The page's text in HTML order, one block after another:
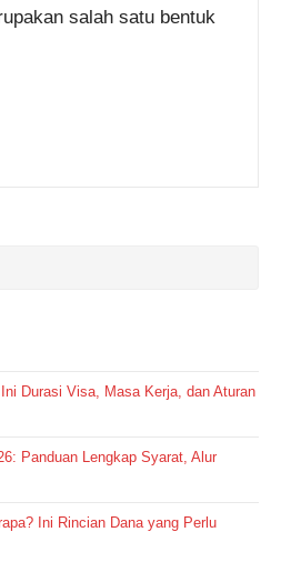
salah satu bentuk
Durasi Visa, Masa Kerja, dan Aturan
Panduan Lengkap Syarat, Alur
Ini Rincian Dana yang Perlu